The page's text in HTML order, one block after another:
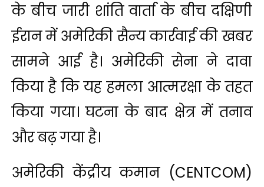
के बीच जारी शांति वार्ता के बीच दक्षिणी
ईरान में अमेरिकी सैन्य कार्रवाई की खबर
सामने आई है। अमेरिकी सेना ने दावा
किया है कि यह हमला आत्मरक्षा के तहत
किया गया। घटना के बाद क्षेत्र में तनाव
और बढ़ गया है।
अमेरिकी केंद्रीय कमान (CENTCOM)